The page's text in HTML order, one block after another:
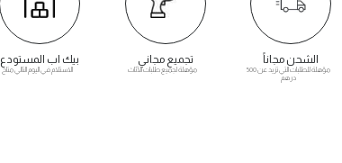
الشحن مجاناً
مؤهلة للطلبات التي تزيد عن 500
درهم
تجميع مجاني
مؤهلة لجميع طلبات الأثاث
بيك اب المستودع
الاستلام في اليوم التالي متاح